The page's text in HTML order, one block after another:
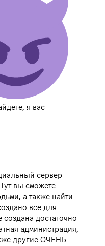
я вас
сервер
вы сможете
а также найти
все для
достаточно
администрация,
другие ОЧЕНЬ